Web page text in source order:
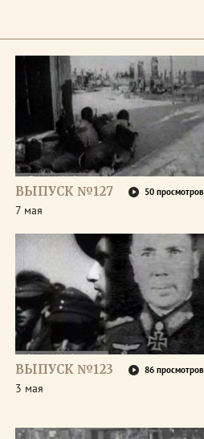
ВЫПУСК №127 50 просмотров
7 мая
ВЫПУСК №123 86 просмотров
3 мая